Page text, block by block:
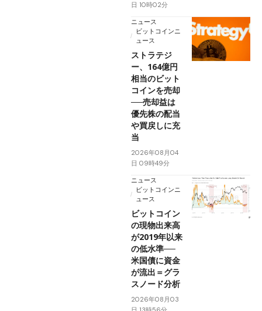
日 10時02分
ニュース
ビットコインニ
ュース
ストラテジ
ー、164億円
相当のビット
コインを売却
──売却益は
優先株の配当
や買戻しに充
当
2026年08月04
日 09時49分
ニュース
ビットコインニ
ュース
ビットコイン
の現物出来高
が2019年以来
の低水準──
米国債に資金
が流出＝グラ
スノード分析
2026年08月03